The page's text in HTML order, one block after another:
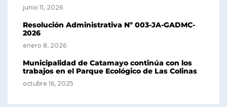
junio 11, 2026
Resolución Administrativa Nº 003-JA-GADMC-
2026
enero 8, 2026
Municipalidad de Catamayo continúa con los
trabajos en el Parque Ecológico de Las Colinas
octubre 16, 2025